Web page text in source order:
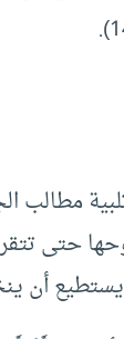
مطالب
حتى
يستطيع أن